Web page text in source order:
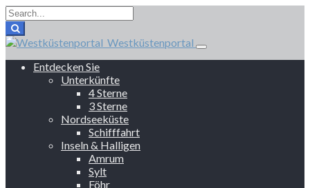
Westküstenportal
Entdecken Sie
Unterkünfte
4 Sterne
3 Sterne
Nordseeküste
Schifffahrt
Inseln & Halligen
Amrum
Sylt
Föhr